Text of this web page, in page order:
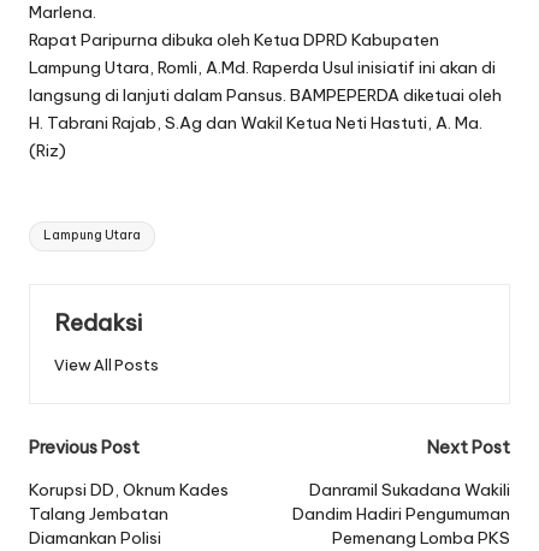
Marlena.
Rapat Paripurna dibuka oleh Ketua DPRD Kabupaten
Lampung Utara, Romli, A.Md. Raperda Usul inisiatif ini akan di
langsung di lanjuti dalam Pansus. BAMPEPERDA diketuai oleh
H. Tabrani Rajab, S.Ag dan Wakil Ketua Neti Hastuti, A. Ma.
(Riz)
Tags:
Lampung Utara
Redaksi
View All Posts
Post
navigation
Previous Post
Korupsi DD, Oknum Kades
Talang Jembatan
Diamankan Polisi
Next Post
Danramil Sukadana Wakili
Dandim Hadiri Pengumuman
Pemenang Lomba PKS